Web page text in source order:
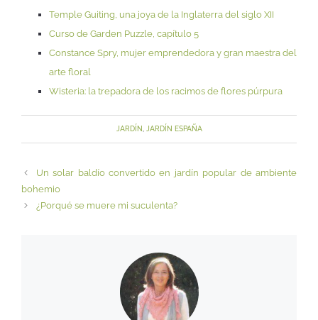
Temple Guiting, una joya de la Inglaterra del siglo XII
Curso de Garden Puzzle, capítulo 5
Constance Spry, mujer emprendedora y gran maestra del
arte floral
Wisteria: la trepadora de los racimos de flores púrpura
JARDÍN JARDÍN ESPAÑA
Un solar baldío convertido en jardín popular de ambiente
bohemio
¿Porqué se muere mi suculenta?